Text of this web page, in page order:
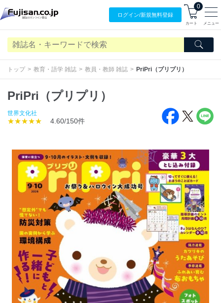
ログイン/新規無料登録
0
カート メニュー
トップ 教育・語学 雑誌 教員・教師 雑誌 PriPri（プリプリ）
PriPri（プリプリ）
世界文化社
★★★★★ 4.60/150件